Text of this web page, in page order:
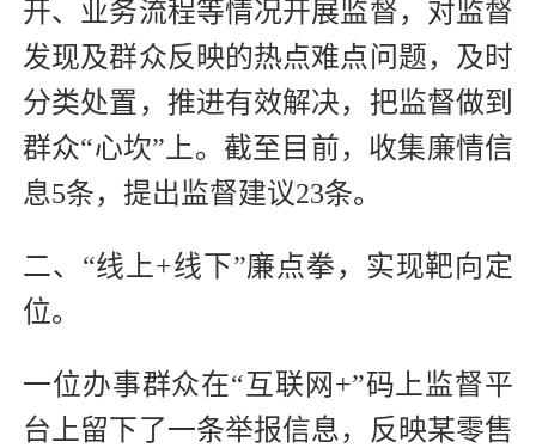
开、业务流程等情况开展监督，对监督
发现及群众反映的热点难点问题，及时
分类处置，推进有效解决，把监督做到
群众“心坎”上。截至目前，收集廉情信
息5条，提出监督建议23条。
二、“线上+线下”廉点拳，实现靶向定
位。
一位办事群众在“互联网+”码上监督平
台上留下了一条举报信息，反映某零售